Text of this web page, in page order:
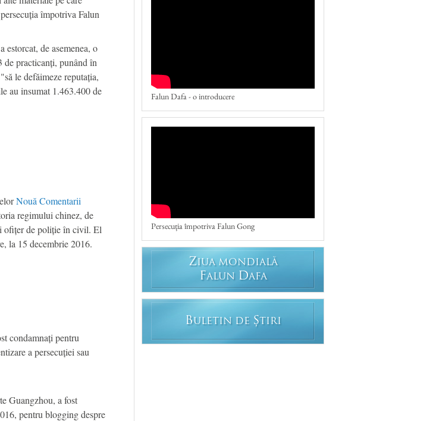
împotriva Falun
estorcat, de asemenea, o
de practicanți, punând în
le defăimeze reputația,
au insumat 1.463.400 de
Nouă Comentarii
regimului chinez, de
ofițer de poliție în civil. El
la 15 decembrie 2016.
condamnați pentru
a persecuției sau
Guangzhou, a fost
pentru blogging despre
Falun Dafa - o introducere
Persecuția împotriva Falun Gong
ZIUA MONDIALĂ
FALUN DAFA
BULETIN DE ȘTIRI